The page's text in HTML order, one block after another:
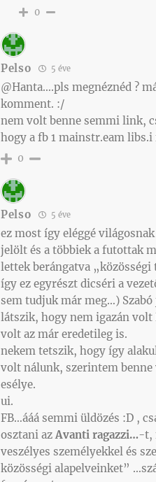
0
Pelso 5 éve
@Hanta….pls megnéznéd ?
komment. :/
nem volt benne semmi link,
hogy a fb 1 mainstr.eam libs.i
0
Pelso 5 éve
ez most így eléggé
jelölt és a többiek a futottak
lettek berángatva „közösségi
így ez egyrészt dicséri a
sem tudjuk már meg…)
látszik, hogy nem igazán volt
volt az már eredetileg is.
nekem tetszik, hogy így
volt nálunk, szerintem benne
esélye.
ui.
FB…ááá semmi üldözés :D ,
osztani azAvanti ragazzi…-t,
veszélyes személyekkel és
közösségi alapelveinket”